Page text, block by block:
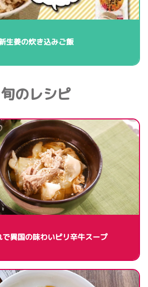
生姜の炊き込みご飯
旬のレシピ
異国の味わいピリ辛牛スープ